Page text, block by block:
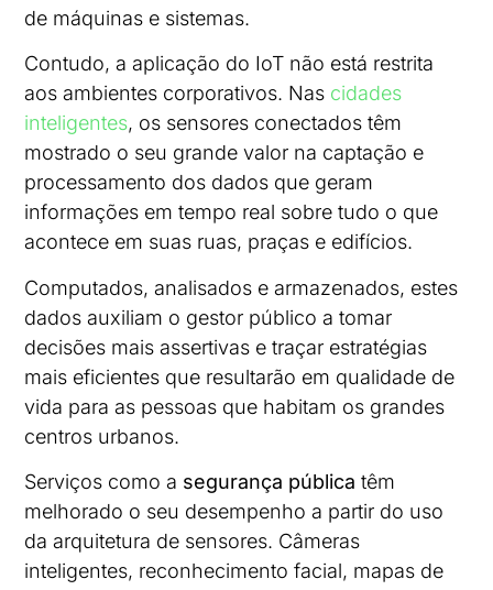
de máquinas e sistemas.
Contudo, a aplicação do IoT não está restrita
aos ambientes corporativos. Nas cidades
inteligentes, os sensores conectados têm
mostrado o seu grande valor na captação e
processamento dos dados que geram
informações em tempo real sobre tudo o que
acontece em suas ruas, praças e edifícios.
Computados, analisados e armazenados, estes
dados auxiliam o gestor público a tomar
decisões mais assertivas e traçar estratégias
mais eficientes que resultarão em qualidade de
vida para as pessoas que habitam os grandes
centros urbanos.
Serviços como a segurança pública têm
melhorado o seu desempenho a partir do uso
da arquitetura de sensores. Câmeras
inteligentes, reconhecimento facial, mapas de